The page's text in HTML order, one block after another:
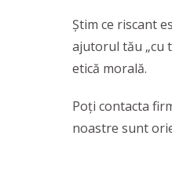
Știm ce riscant
ajutorul tău „cu
etică morală.
Poţi contacta
noastre sunt